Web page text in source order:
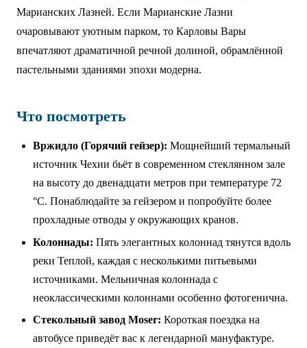
Марианских Лазней. Если Марианские Лазни
очаровывают уютным парком, то Карловы Вары
впечатляют драматичной речной долиной, обрамлённой
пастельными зданиями эпохи модерна.
Что посмотреть
Вржидло (Горячий гейзер): Мощнейший термальный
источник Чехии бьёт в современном стеклянном зале
на высоту до двенадцати метров при температуре 72
°C. Понаблюдайте за гейзером и попробуйте более
прохладные отводы у окружающих кранов.
Колоннады: Пять элегантных колоннад тянутся вдоль
реки Теплой, каждая с несколькими питьевыми
источниками. Мельничная колоннада с
неоклассическими колоннами особенно фотогенична.
Стекольный завод Moser: Короткая поездка на
автобусе приведёт вас к легендарной мануфактуре.